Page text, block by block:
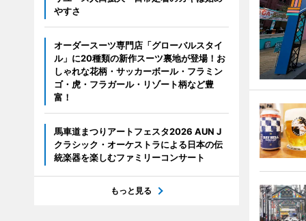
やすさ
オーダースーツ専門店「グローバルスタイ
ル」に20種類の新作スーツ裏地が登場！お
しゃれな花柄・サッカーボール・フラミン
ゴ・虎・フラガール・リゾート柄など豊
富！
馬車道まつりアートフェスタ2026 AUN J
クラシック・オーケストラによる日本の伝
統楽器を楽しむファミリーコンサート
もっと見る